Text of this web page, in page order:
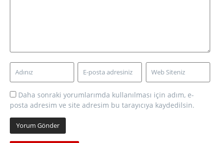
Daha sonraki yorumlarımda kullanılması için adım, e-
posta adresim ve site adresim bu tarayıcıya kaydedilsin.